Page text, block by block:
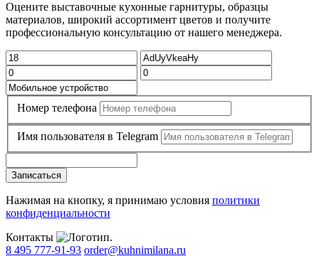
Оцените выставочные кухонные гарнитуры, образцы
материалов, широкий ассортимент цветов и получите
профессиональную консультацию от нашего менеджера.
Номер телефона
Имя пользователя в Telegram
Записаться
Нажимая на кнопку, я принимаю условия политики
конфиденциальности
Контакты
8 495 777-91-93 order@kuhnimilana.ru